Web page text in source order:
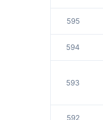
595
594
593
592